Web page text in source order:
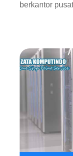
berkantor